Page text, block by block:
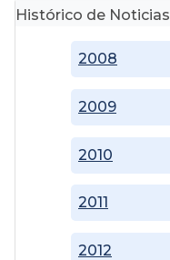
Histórico de Noticias
2008
2009
2010
2011
2012